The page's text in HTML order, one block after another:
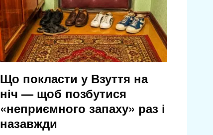
Що покласти у Взуття на
ніч — щоб позбутися
«неприємного запаху» раз і
назавжди